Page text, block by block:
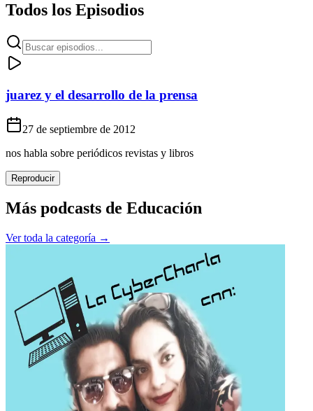
Todos los Episodios
juarez y el desarrollo de la prensa
27 de septiembre de 2012
nos habla sobre periódicos revistas y libros
Reproducir
Más podcasts de Educación
Ver toda la categoría →